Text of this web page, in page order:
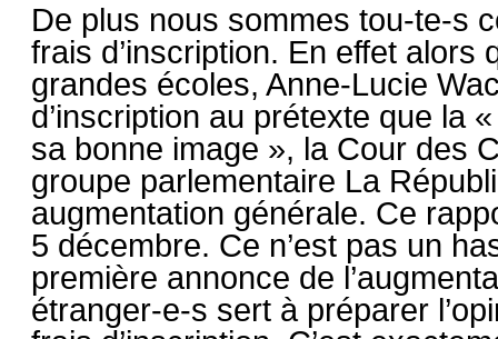
De plus nous sommes tou-te-s
frais d’inscription. En effet
grandes écoles, Anne-Lucie
d’inscription au prétexte que la
sa bonne image », la Cour des
groupe parlementaire La
augmentation générale. Ce
5 décembre. Ce n’est pas un
première annonce de
étranger-e-s sert à préparer